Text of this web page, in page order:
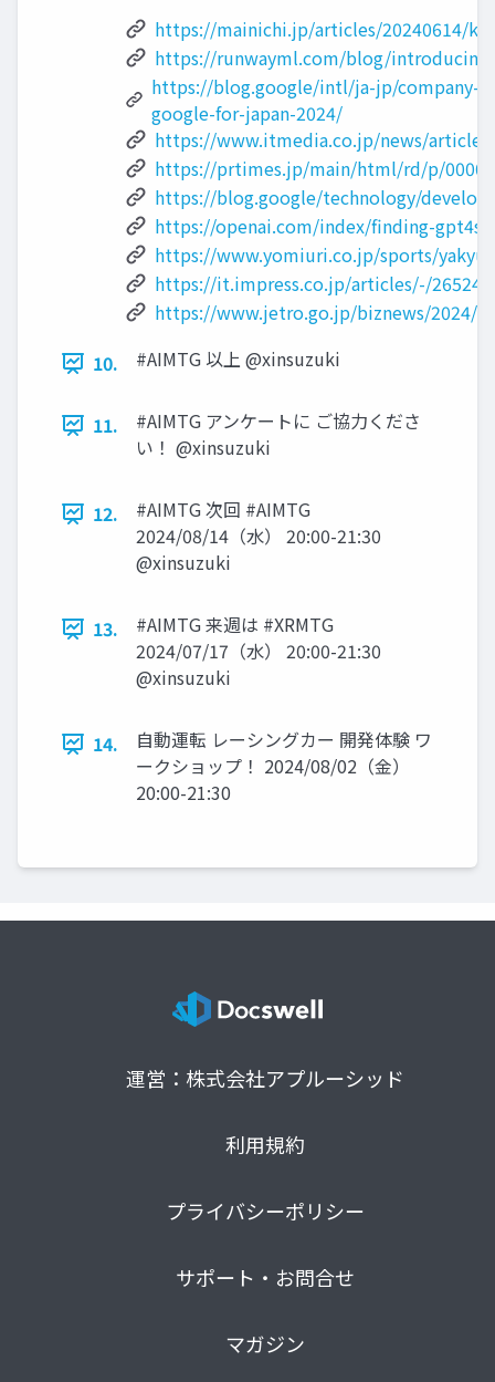
https://mainichi.jp/articles/20240614/
https://runwayml.com/blog/
https://blog.google/intl/ja-jp/company-
google-for-japan-2024/
https://www.itmedia.co.jp/news/
https://prtimes.jp/main/html/rd/p/
https://blog.google/technology/
https://openai.com/index/finding-
https://www.yomiuri.co.jp/sports/yakyu/
https://it.impress.co.jp/articles/-/26524
https://www.jetro.go.jp/biznews/2024/
10.
#AIMTG 以上 @xinsuzuki
11.
#AIMTG アンケートに ご協力くださ
い！ @xinsuzuki
12.
#AIMTG 次回 #AIMTG
2024/08/14（水） 20:00-21:30
@xinsuzuki
13.
#AIMTG 来週は #XRMTG
2024/07/17（水） 20:00-21:30
@xinsuzuki
14.
自動運転 レーシングカー 開発体験 ワ
ークショップ！ 2024/08/02（金）
20:00-21:30
運営：株式会社アプルーシッド
利用規約
プライバシーポリシー
サポート・お問合せ
マガジン